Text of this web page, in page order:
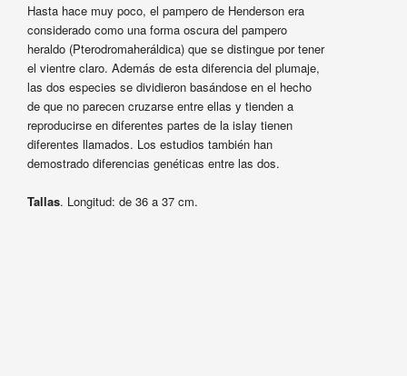
Hasta hace muy poco, el pampero de Henderson era
considerado como una forma oscura del pampero
heraldo (Pterodromaheráldica) que se distingue por tener
el vientre claro. Además de esta diferencia del plumaje,
las dos especies se dividieron basándose en el hecho
de que no parecen cruzarse entre ellas y tienden a
reproducirse en diferentes partes de la islay tienen
diferentes llamados. Los estudios también han
demostrado diferencias genéticas entre las dos.
Tallas. Longitud: de 36 a 37 cm.